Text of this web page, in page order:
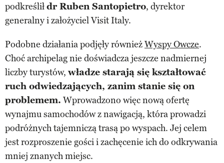
podkreśliłdr Ruben Santopietro, dyrektor
generalny i założyciel Visit Italy.
Podobne działania podjęły równieżWyspy Owcze.
Choć archipelag nie doświadcza jeszcze nadmiernej
liczby turystów, władze starają się kształtować
ruch odwiedzających, zanim stanie się on
problemem. Wprowadzono więc nową ofertę
wynajmu samochodów z nawigacją, która prowadzi
podróżnych tajemniczą trasą po wyspach. Jej celem
jest rozproszenie gości i zachęcenie ich do odkrywania
mniej znanych miejsc.